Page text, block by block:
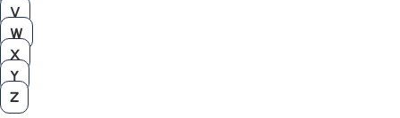
V
W
X
Y
Z